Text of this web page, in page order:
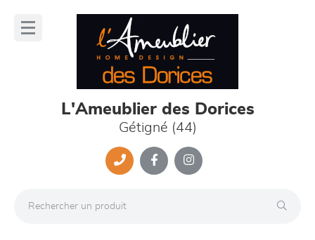
L'Ameublier des Dorices
Gétigné (44)